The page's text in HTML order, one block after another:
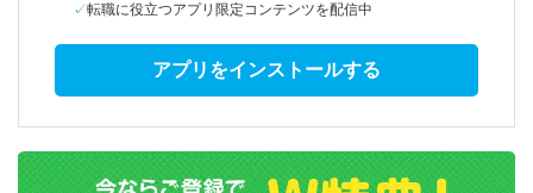
転職に役立つアプリ限定コンテンツを配信中
アプリをインストールする